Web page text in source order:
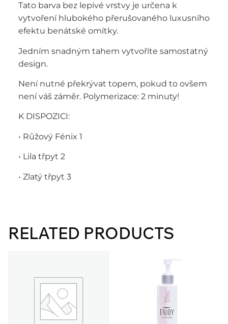
Tato barva bez lepivé vrstvy je určena k
vytvoření hlubokého přerušovaného luxusního
efektu benátské omítky.
Jedním snadným tahem vytvoříte samostatný
design.
Není nutné překrývat topem, pokud to ovšem
není váš záměr. Polymerizace: 2 minuty!
K DISPOZICI:
• Růžový Fénix 1
• Lila třpyt 2
• Zlatý třpyt 3
RELATED PRODUCTS